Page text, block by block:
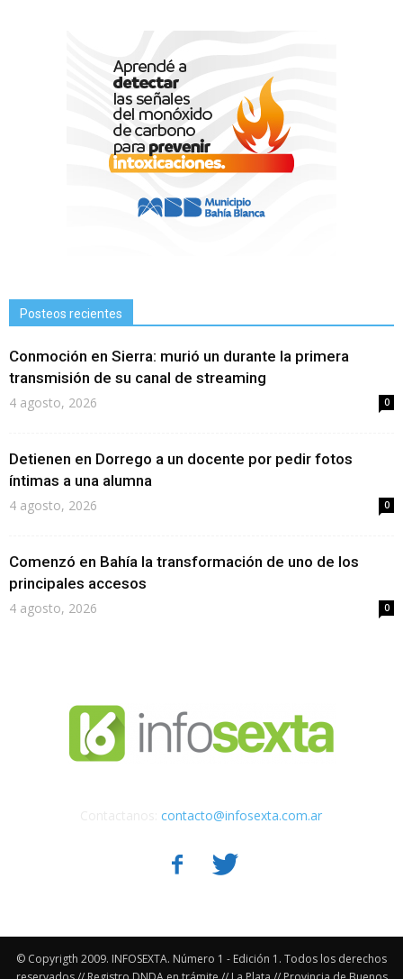
Posteos recientes
Conmoción en Sierra: murió un durante la primera
transmisión de su canal de streaming
4 agosto, 2026 0
Detienen en Dorrego a un docente por pedir fotos
íntimas a una alumna
4 agosto, 2026 0
Comenzó en Bahía la transformación de uno de los
principales accesos
4 agosto, 2026 0
contacto@infosexta.com.ar
© Copyrigth 2009. INFOSEXTA. Número 1 - Edición 1. Todos los derechos